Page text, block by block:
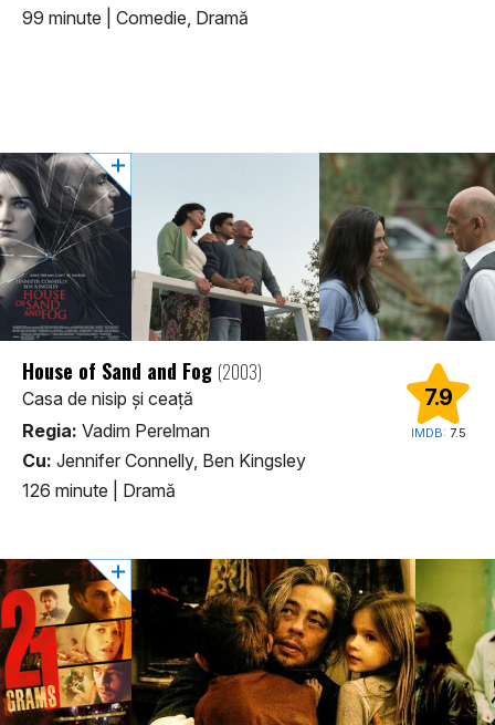
99 minute
Comedie, Dramă
7.9
IMDB: 7.5
House of Sand and Fog (2003)
Casa de nisip și ceață
Regia: Vadim Perelman
Cu: Jennifer Connelly, Ben Kingsley
126 minute
Dramă